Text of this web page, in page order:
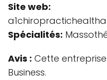
Site web:
Spécialités:
Avis : Cette
Business.